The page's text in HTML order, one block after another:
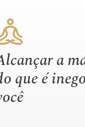
a
que é